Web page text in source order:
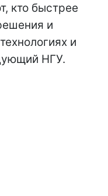
кто быстрее
и
и
НГУ.